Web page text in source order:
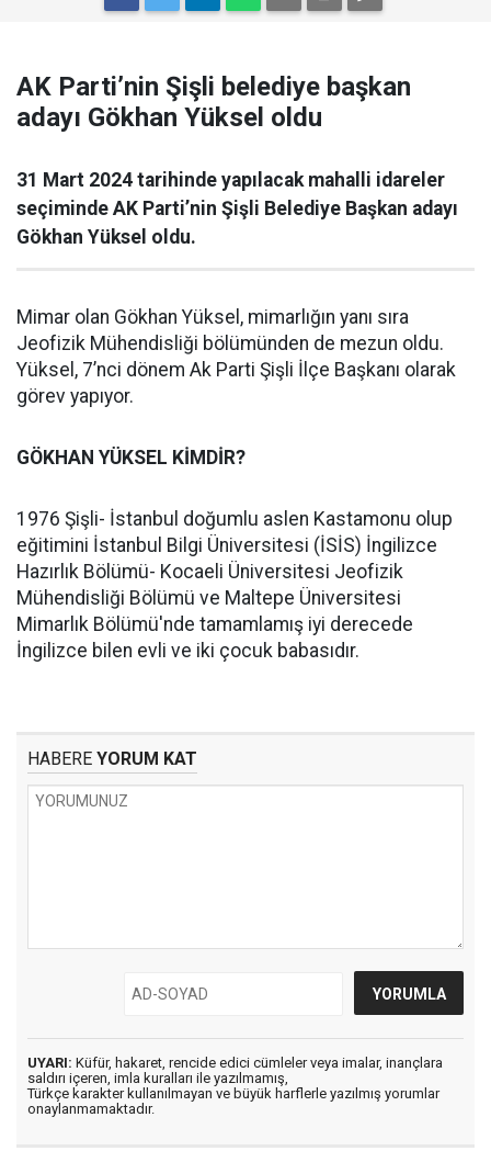
AK Parti’nin Şişli belediye başkan
adayı Gökhan Yüksel oldu
31 Mart 2024 tarihinde yapılacak mahalli idareler
seçiminde AK Parti’nin Şişli Belediye Başkan adayı
Gökhan Yüksel oldu.
Mimar olan Gökhan Yüksel, mimarlığın yanı sıra
Jeofizik Mühendisliği bölümünden de mezun oldu.
Yüksel, 7’nci dönem Ak Parti Şişli İlçe Başkanı olarak
görev yapıyor.
GÖKHAN YÜKSEL KİMDİR?
1976 Şişli- İstanbul doğumlu aslen Kastamonu olup
eğitimini İstanbul Bilgi Üniversitesi (İSİS) İngilizce
Hazırlık Bölümü- Kocaeli Üniversitesi Jeofizik
Mühendisliği Bölümü ve Maltepe Üniversitesi
Mimarlık Bölümü'nde tamamlamış iyi derecede
İngilizce bilen evli ve iki çocuk babasıdır.
HABERE YORUM KAT
UYARI: Küfür, hakaret, rencide edici cümleler veya imalar, inançlara
saldırı içeren, imla kuralları ile yazılmamış,
Türkçe karakter kullanılmayan ve büyük harflerle yazılmış yorumlar
onaylanmamaktadır.